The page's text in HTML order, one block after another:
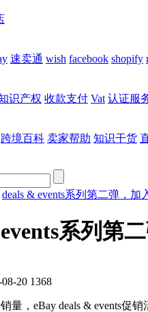
速卖通 wish facebook shopify
识产权 收款支付 Vat 认证服
跨境百科 卖家帮助 知识干货
deals & events系列第二弹，
系列第
08-20 1368
量，eBay deals & events促